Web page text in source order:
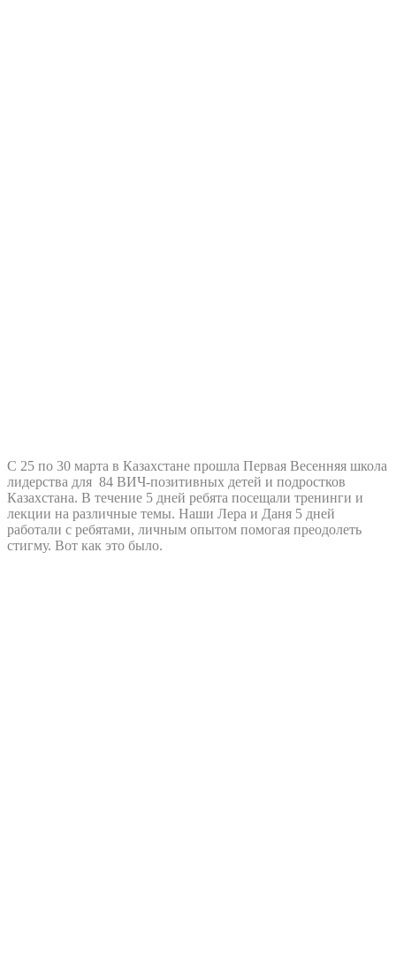
С 25 по 30 марта в Казахстане прошла Первая Весенняя школа
лидерства для 84 ВИЧ-позитивных детей и подростков
Казахстана. В течение 5 дней ребята посещали тренинги и
лекции на различные темы. Наши Лера и Даня 5 дней
работали с ребятами, личным опытом помогая преодолеть
стигму. Вот как это было.